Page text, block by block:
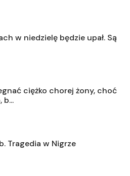
w niedzielę będzie upał. Są
ciężko chorej żony, choć
b...
Tragedia w Nigrze